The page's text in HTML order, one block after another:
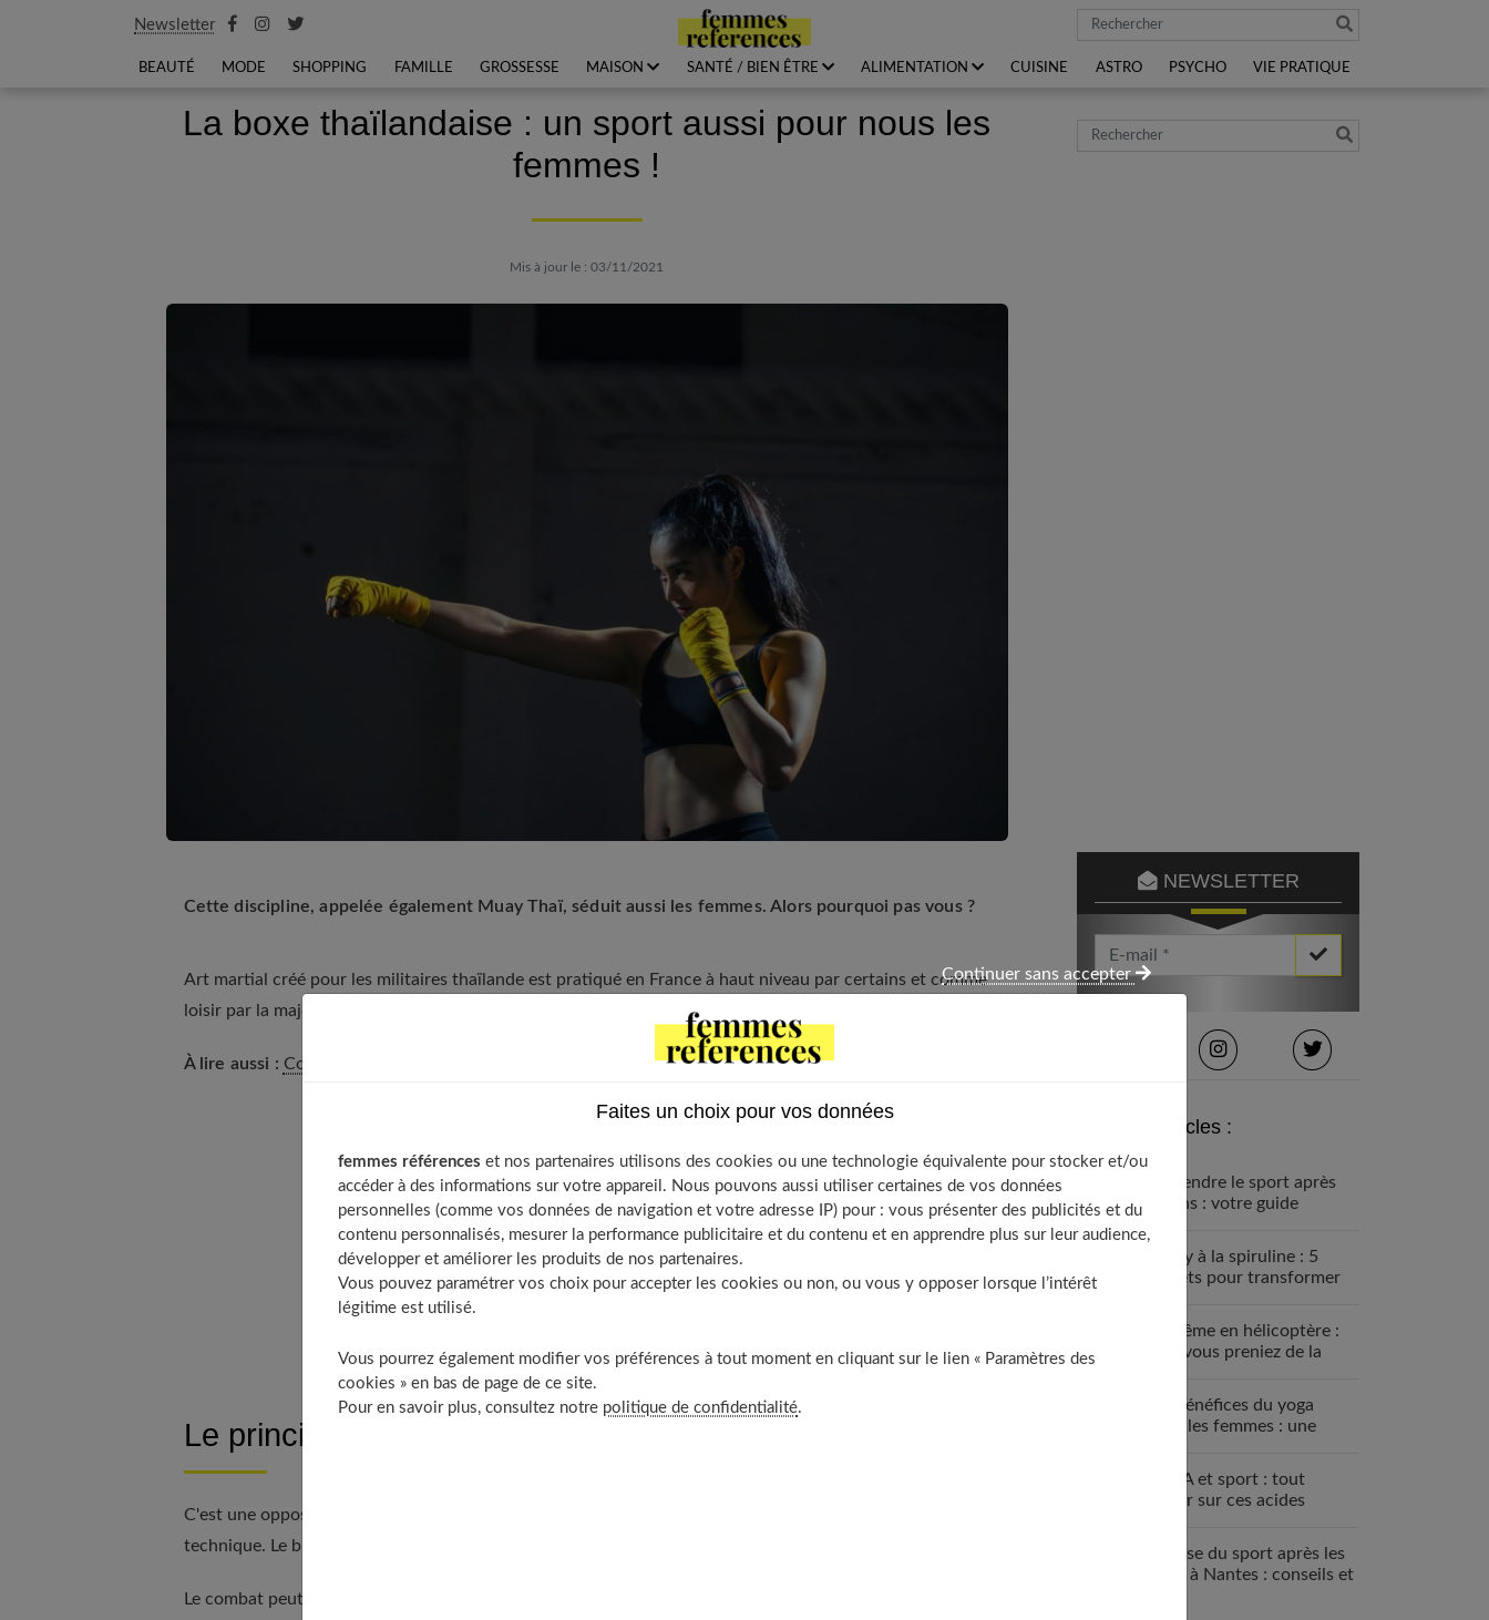
Newsletter Rechercher
BEAUTÉ MODE SHOPPING FAMILLE GROSSESSE MAISON SANTÉ / BIEN ÊTRE ALIMENTATION CUISINE ASTRO PSYCHO VIE PRATIQUE
La boxe thaïlandaise : un sport aussi pour nous les
femmes !
Mis à jour le : 03/11/2021
Cette discipline, appelée également Muay Thaï, séduit aussi les femmes. Alors pourquoi pas vous ?
Art martial créé pour les militaires thaïlande est pratiqué en France à haut niveau par certains et comme
loisir par la majorité des adeptes.
À lire aussi : Comment choisir son club de gym ?
Le principe ?
Pour qui ?
Comment s’équiper ?
5 bonnes raisons d’essayer
Le principe ?
C'est une opposition entre deux personnes, fondée sur un principe d'échange et de peaufinement de la
technique. Le but est de dominer l'autre, de le contrôler, avec la force et avec l'intelligence.
Le combat peut être précédé d'une danse rituelle, le Ram Muay, rarement en France, mais
Rechercher
NEWSLETTER
Votre Email *
Derniers articles :
Reprendre le sport après
40 ans : votre guide
aventure active
Whey à la spiruline : 5
secrets pour transformer
Baptême en hélicoptère :
et si vous preniez de la
Les bénéfices du yoga
pour les femmes : une
BCAA et sport : tout
savoir sur ces acides
Reprise du sport après les
fêtes à Nantes : conseils et
Faites un choix pour vos données
femmes références et nos partenaires utilisons des cookies ou une technologie équivalente pour stocker et/ou
accéder à des informations sur votre appareil. Nous pouvons aussi utiliser certaines de vos données
personnelles (comme vos données de navigation et votre adresse IP) pour : vous présenter des publicités et du
contenu personnalisés, mesurer la performance publicitaire et du contenu et en apprendre plus sur leur audience,
développer et améliorer les produits de nos partenaires.
Vous pouvez paramétrer vos choix pour accepter les cookies ou non, ou vous y opposer lorsque l’intérêt
légitime est utilisé.
Vous pourrez également modifier vos préférences à tout moment en cliquant sur le lien « Paramètres des
cookies » en bas de page de ce site.
Pour en savoir plus, consultez notre politique de confidentialité.
Continuer sans accepter